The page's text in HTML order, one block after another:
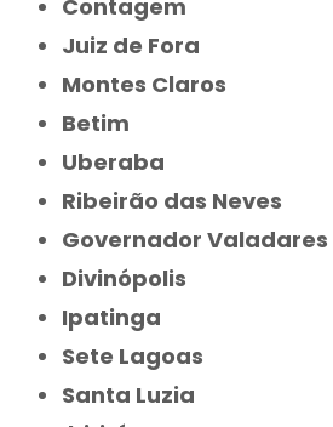
Contagem
Juiz de Fora
Montes Claros
Betim
Uberaba
Ribeirão das Neves
Governador Valadares
Divinópolis
Ipatinga
Sete Lagoas
Santa Luzia